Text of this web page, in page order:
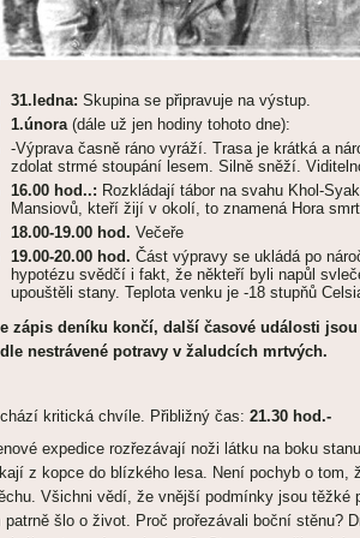
31.ledna: Skupina se připravuje na výstup.
1.února(dále už jen hodiny tohoto dne):
-Výprava časně ráno vyráží. Trasa je krátká a
zdolat strmé stoupání lesem. Silně sněží.
16.00 hod..: Rozkládají tábor na svahu Khol-
Mansiovů, kteří žijí v okolí, to znamená Hora
18.00-19.00 hod. Večeře
19.00-20.00 hod. Část výpravy se ukládá po
hypotézu svědčí i fakt, že někteří byli napůl
upouštěli stany. Teplota venku je -18 stupňů
zápis deníku končí, další časové události
nestrávené potravy v žaludcích mrtvých.
kritická chvíle. Přibližný čas: 21.30 hod.-
expedice rozřezávají noži látku na boku
z kopce do blízkého lesa. Není pochyb o tom,
Všichni vědí, že vnější podmínky jsou těžké
patrně šlo o život. Proč prořezávali boční stěnu?